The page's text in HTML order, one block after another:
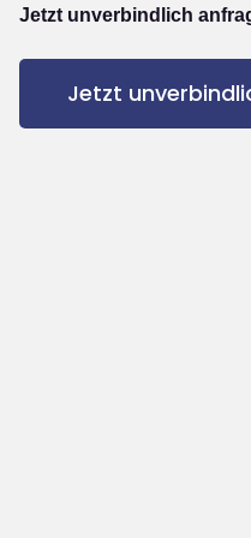
Jetzt unverbindlich
Jetzt